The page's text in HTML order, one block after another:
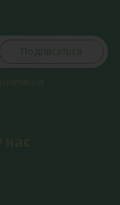
Подписаться